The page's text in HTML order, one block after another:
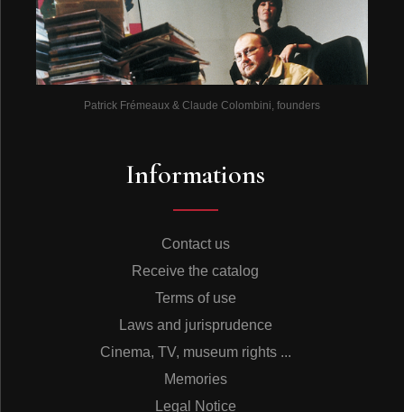
Patrick Frémeaux & Claude Colombini, founders
Informations
Contact us
Receive the catalog
Terms of use
Laws and jurisprudence
Cinema, TV, museum rights ...
Memories
Legal Notice